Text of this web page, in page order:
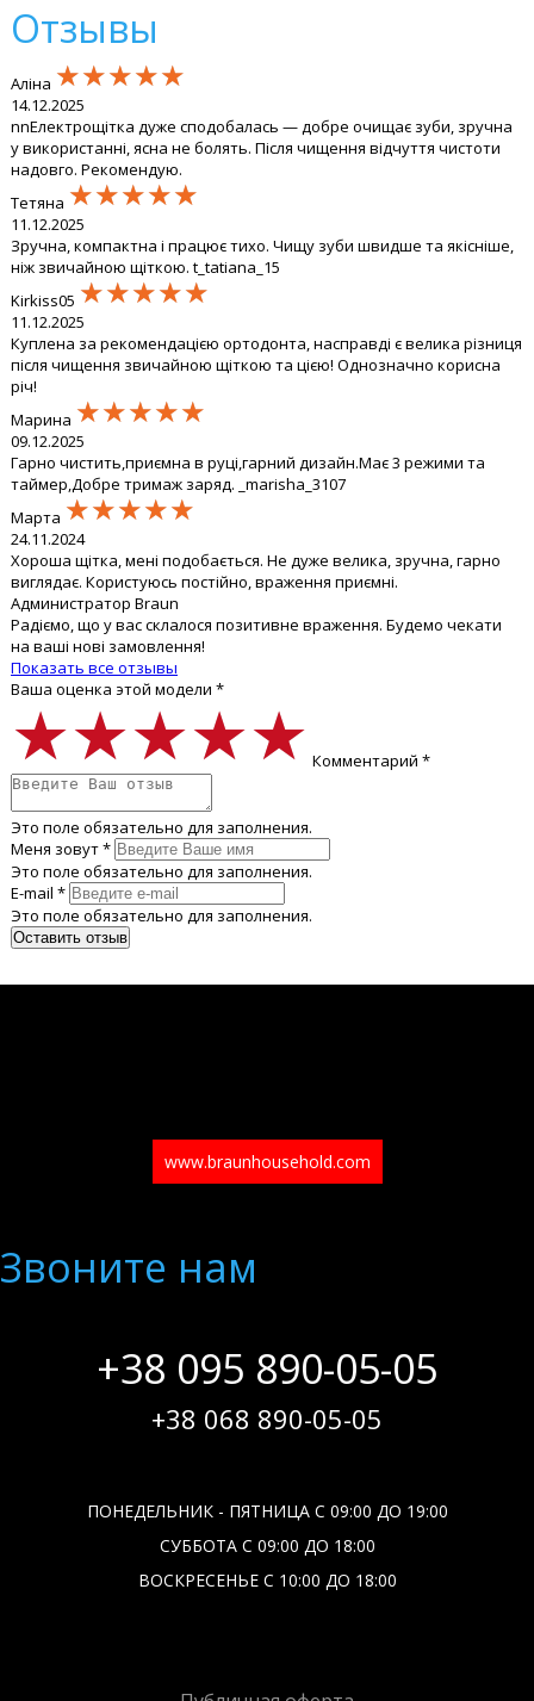
Отзывы
Аліна ★★★★★
★★★★★
★★★★★
14.12.2025
nnЕлектрощітка дуже сподобалась — добре очищає зуби, зручна
у використанні, ясна не болять. Після чищення відчуття чистоти
надовго. Рекомендую.
Тетяна ★★★★★
★★★★★
★★★★★
11.12.2025
Зручна, компактна і працює тихо. Чищу зуби швидше та якісніше,
ніж звичайною щіткою. t_tatiana_15
Kirkiss05 ★★★★★
★★★★★
★★★★★
11.12.2025
Куплена за рекомендацією ортодонта, насправді є велика різниця
після чищення звичайною щіткою та цією! Однозначно корисна
річ!
Марина ★★★★★
★★★★★
★★★★★
09.12.2025
Гарно чистить,приємна в руці,гарний дизайн.Має 3 режими та
таймер,Добре тримаж заряд. _marisha_3107
Марта ★★★★★
★★★★★
★★★★★
24.11.2024
Хороша щітка, мені подобається. Не дуже велика, зручна, гарно
виглядає. Користуюсь постійно, враження приємні.
Администратор Braun
Радіємо, що у вас склалося позитивне враження. Будемо чекати
на ваші нові замовлення!
Показать все отзывы
Ваша оценка этой модели *
★★★★★
★★★★★
★★★★★ Комментарий *
Это поле обязательно для заполнения.
Меня зовут *
Это поле обязательно для заполнения.
E-mail *
Это поле обязательно для заполнения.
www.braunhousehold.com
Звоните нам
+38 095 890-05-05
+38 068 890-05-05
ПОНЕДЕЛЬНИК - ПЯТНИЦА С 09:00 ДО 19:00
СУББОТА С 09:00 ДО 18:00
ВОСКРЕСЕНЬЕ С 10:00 ДО 18:00